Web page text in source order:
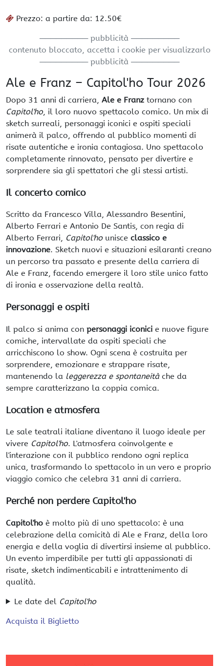
Prezzo: a partire da: 12.50€
───────── pubblicità ─────────
contenuto bloccato, accetta i cookie per visualizzarlo
───────── pubblicità ─────────
Ale e Franz – Capitol'ho Tour 2026
Dopo 31 anni di carriera, Ale e Franz tornano con
Capitol'ho, il loro nuovo spettacolo comico. Un mix di
sketch surreali, personaggi iconici e ospiti speciali
animerà il palco, offrendo al pubblico momenti di
risate autentiche e ironia contagiosa. Uno spettacolo
completamente rinnovato, pensato per divertire e
sorprendere sia gli spettatori che gli stessi artisti.
Il concerto comico
Scritto da Francesco Villa, Alessandro Besentini,
Alberto Ferrari e Antonio De Santis, con regia di
Alberto Ferrari, Capitol'hounisce classico e
innovazione. Sketch nuovi e situazioni esilaranti creano
un percorso tra passato e presente della carriera di
Ale e Franz, facendo emergere il loro stile unico fatto
di ironia e osservazione della realtà.
Personaggi e ospiti
Il palco si anima con personaggi iconici e nuove figure
comiche, intervallate da ospiti speciali che
arricchiscono lo show. Ogni scena è costruita per
sorprendere, emozionare e strappare risate,
mantenendo la leggerezza e spontaneitàche da
sempre caratterizzano la coppia comica.
Location e atmosfera
Le sale teatrali italiane diventano il luogo ideale per
vivere Capitol'ho. L'atmosfera coinvolgente e
l'interazione con il pubblico rendono ogni replica
unica, trasformando lo spettacolo in un vero e proprio
viaggio comico che celebra 31 anni di carriera.
Perché non perdere Capitol'ho
Capitol'ho è molto più di uno spettacolo: è una
celebrazione della comicità di Ale e Franz, della loro
energia e della voglia di divertirsi insieme al pubblico.
Un evento imperdibile per tutti gli appassionati di
risate, sketch indimenticabili e intrattenimento di
qualità.
Le date del Capitol'ho
Acquista il Biglietto